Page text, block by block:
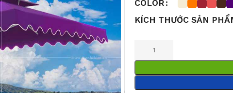
COLOR
KÍCH THƯỚC SẢN